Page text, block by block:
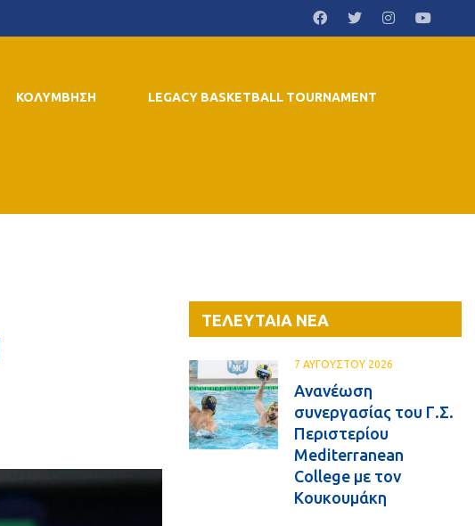
ΚΟΛΥΜΒΗΣΗ LEGACY BASKETBALL TOURNAMENT
ΤΕΛΕΥΤΑΙΑ ΝΕΑ
7 ΑΥΓΟΥΣΤΟΥ 2026
Ανανέωση
συνεργασίας του Γ.Σ.
Περιστερίου
Mediterranean
College με τον
Κουκουμάκη